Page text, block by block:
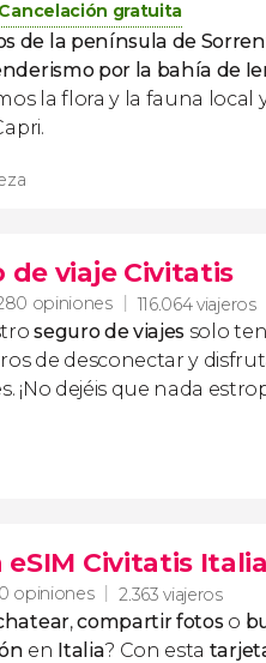
Cancelación gratuita
de la península de
por la bahía de
la flora y la fauna local
de viaje Civitatis
opiniones 116.064 viajeros
seguro de viajes solo
de desconectar y
¡No dejéis que nada
eSIM Civitatis Italia
opiniones 2.363 viajeros
,compartir fotoso
en Italia? Con esta